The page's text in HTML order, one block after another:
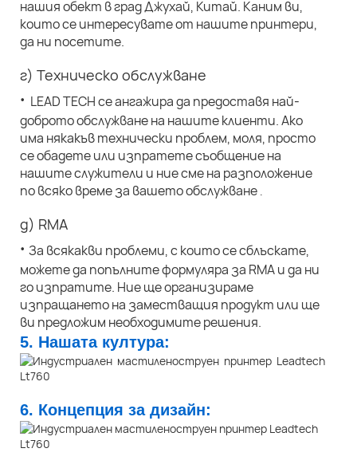
нашия обект в град Джухай, Китай. Каним ви,
които се интересувате от нашите принтери,
да ни посетите.
г) Техническо обслужване
· LEAD TECH се ангажира да предоставя най-
доброто обслужване на нашите клиенти. Ако
има някакъв технически проблем, моля, просто
се обадете или изпратете съобщение на
нашите служители и ние сме на разположение
по всяко време за вашето обслужване .
д) RMA
· За всякакви проблеми, с които се сблъскате,
можете да попълните формуляра за RMA и да ни
го изпратите. Ние ще организираме
изпращането на заместващия продукт или ще
ви предложим необходимите решения.
5. Нашата култура:
6. Концепция за дизайн: